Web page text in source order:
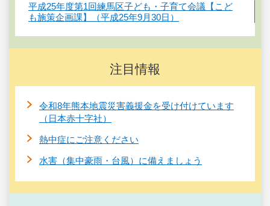
平成25年度第1回練馬区子ども・子育て会議【こど
も施策企画課】（平成25年9月30日）
注目情報
令和8年熊本地震災害義援金を受け付けています
（日本赤十字社）
熱中症にご注意ください
水害（集中豪雨・台風）に備えましょう